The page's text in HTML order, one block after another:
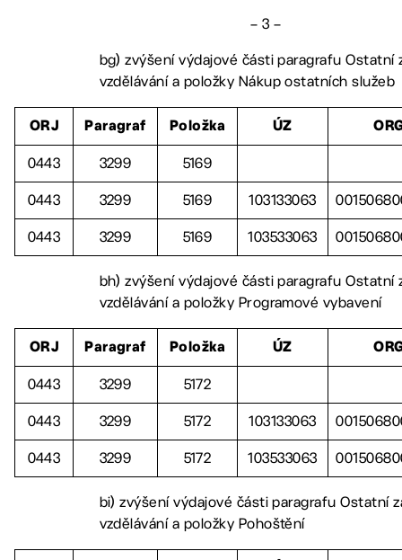
– 3 –
bg) zvýšení výdajové části paragrafu Ostatní
vzdělávání a položky Nákup ostatních služeb
ORJ Paragraf Položka ÚZ
0443 3299 5169
0443 3299 5169 103133063
0443 3299 5169 103533063
bh) zvýšení výdajové části paragrafu Ostatní
vzdělávání a položky Programové vybavení
ORJ Paragraf Položka ÚZ
0443 3299 5172
0443 3299 5172 103133063
0443 3299 5172 103533063
bi) zvýšení výdajové části paragrafu Ostatní
vzdělávání a položky Pohoštění